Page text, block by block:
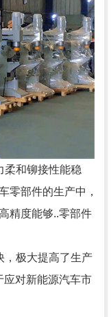
柔和铆接性能稳
零部件的生产中，
精度能够..零部件
，极大提高了生产
应对新能源汽车市